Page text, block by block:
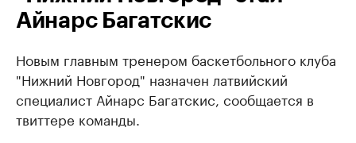
Айнарс Багатскис
Новым главным тренером баскетбольного клуба
"Нижний Новгород" назначен латвийский
специалист Айнарс Багатскис, сообщается в
твиттере команды.